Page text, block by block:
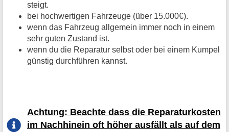
steigt.
bei hochwertigen Fahrzeuge (über 15.000€).
wenn das Fahrzeug allgemein immer noch in einem
sehr guten Zustand ist.
wenn du die Reparatur selbst oder bei einem Kumpel
günstig durchführen kannst.
Achtung: Beachte dass die Reparaturkosten
im Nachhinein oft höher ausfällt als auf dem